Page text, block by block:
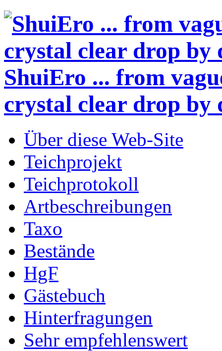
ShuiEro ... from
crystal clear drop by
Über diese Web-Site
Teichprojekt
Teichprotokoll
Artbeschreibungen
Taxo
Bestände
HgF
Gästebuch
Hinterfragungen
Sehr empfehlenswert